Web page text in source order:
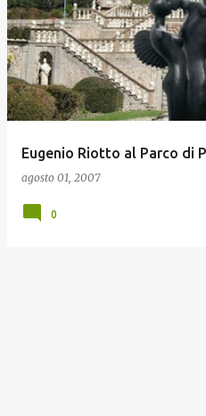
Eugenio Riotto al Parco di
agosto 01, 2007
0